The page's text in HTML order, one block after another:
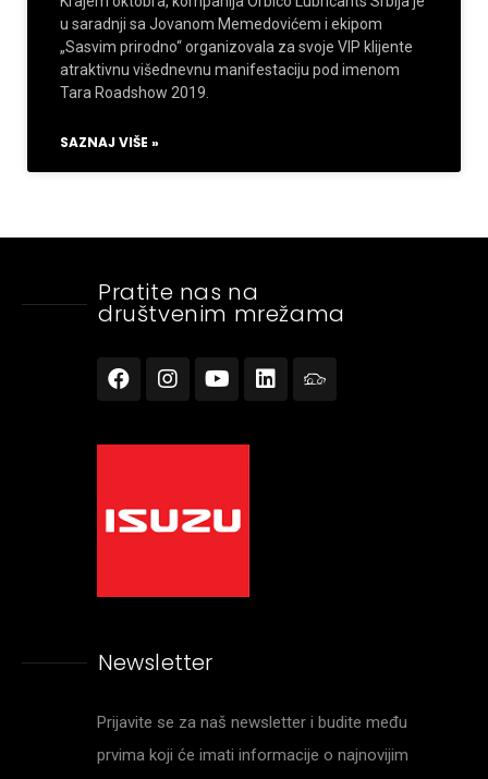
u saradnji sa Jovanom Memedovićem i ekipom
„Sasvim prirodno“ organizovala za svoje VIP klijente
atraktivnu višednevnu manifestaciju pod imenom
Tara Roadshow 2019.
SAZNAJ VIŠE »
Pratite nas na
društvenim mrežama
Newsletter
Prijavite se za naš newsletter i budite među
prvima koji će imati informacije o najnovijim